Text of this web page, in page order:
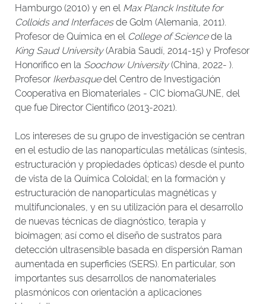
Hamburgo (2010) y en el Max Planck Institute for
Colloids and Interfacesde Golm (Alemania, 2011).
Profesor de Química en el College of Sciencede la
King Saud University(Arabia Saudí, 2014-15) y Profesor
Honorífico en la Soochow University(China, 2022- ).
Profesor Ikerbasquedel Centro de Investigación
Cooperativa en Biomateriales - CIC biomaGUNE, del
que fue Director Científico (2013-2021).
Los intereses de su grupo de investigación se centran
en el estudio de las nanopartículas metálicas (síntesis,
estructuración y propiedades ópticas) desde el punto
de vista de la Química Coloidal; en la formación y
estructuración de nanopartículas magnéticas y
multifuncionales, y en su utilización para el desarrollo
de nuevas técnicas de diagnóstico, terapia y
bioimagen; así como el diseño de sustratos para
detección ultrasensible basada en dispersión Raman
aumentada en superficies (SERS). En particular, son
importantes sus desarrollos de nanomateriales
plasmónicos con orientación a aplicaciones